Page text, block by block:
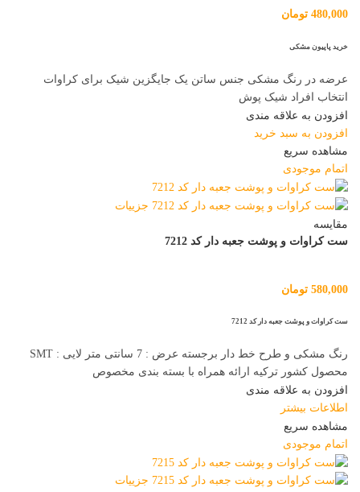
480,000 تومان
خرید پاپیون مشکی
عرضه در رنگ مشکی جنس ساتن یک جایگزین شیک برای کراوات
انتخاب افراد شیک پوش
افزودن به علاقه مندی
افزودن به سبد خرید
مشاهده سریع
اتمام موجودی
مقایسه
ست کراوات و پوشت جعبه دار کد 7212
580,000 تومان
ست کراوات و پوشت جعبه دار کد 7212
رنگ مشکی و طرح خط دار برجسته عرض : 7 سانتی متر لایی : SMT
محصول کشور ترکیه ارائه همراه با بسته بندی مخصوص
افزودن به علاقه مندی
اطلاعات بیشتر
مشاهده سریع
اتمام موجودی